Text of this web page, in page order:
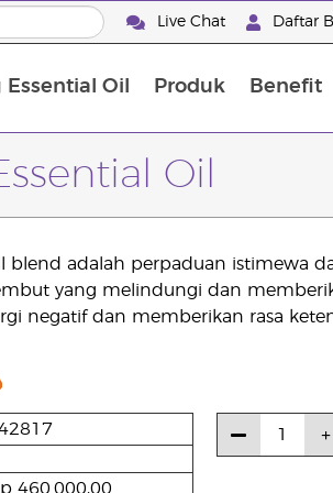
Live Chat Daftar
Oil Produk Benefit
Oil
blend adalah perpaduan istimewa
yang melindungi dan
negatif dan memberikan rasa
460.000,00